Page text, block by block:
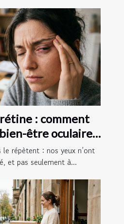
: comment
être oculaire
répètent : nos yeux n’ont
et pas seulement à...